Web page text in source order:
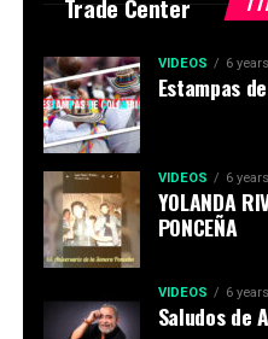
Trade Center
VIDEOS 6
Estampas
VIDEOS 6
YOLANDA
PONCEÑA
VIDEOS 6
Saludos de